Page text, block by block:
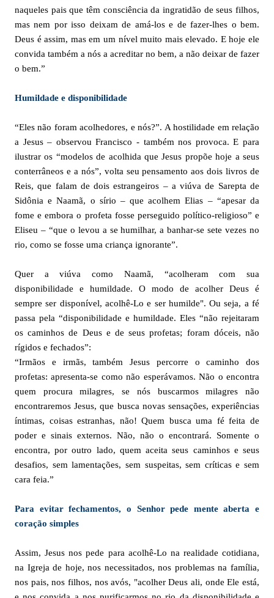
naqueles pais que têm consciência da ingratidão de seus filhos,
mas nem por isso deixam de amá-los e de fazer-lhes o bem.
Deus é assim, mas em um nível muito mais elevado. E hoje ele
convida também a nós a acreditar no bem, a não deixar de fazer
o bem.”
Humildade e disponibilidade
“Eles não foram acolhedores, e nós?”. A hostilidade em relação
a Jesus – observou Francisco - também nos provoca. E para
ilustrar os “modelos de acolhida que Jesus propõe hoje a seus
conterrâneos e a nós”, volta seu pensamento aos dois livros de
Reis, que falam de dois estrangeiros – a viúva de Sarepta de
Sidônia e Naamã, o sírio – que acolhem Elias – “apesar da
fome e embora o profeta fosse perseguido político-religioso” e
Eliseu – “que o levou a se humilhar, a banhar-se sete vezes no
rio, como se fosse uma criança ignorante”.
Quer a viúva como Naamã, “acolheram com sua
disponibilidade e humildade. O modo de acolher Deus é
sempre ser disponível, acolhê-Lo e ser humilde". Ou seja, a fé
passa pela “disponibilidade e humildade. Eles “não rejeitaram
os caminhos de Deus e de seus profetas; foram dóceis, não
rígidos e fechados”:
“Irmãos e irmãs, também Jesus percorre o caminho dos
profetas: apresenta-se como não esperávamos. Não o encontra
quem procura milagres, se nós buscarmos milagres não
encontraremos Jesus, que busca novas sensações, experiências
íntimas, coisas estranhas, não! Quem busca uma fé feita de
poder e sinais externos. Não, não o encontrará. Somente o
encontra, por outro lado, quem aceita seus caminhos e seus
desafios, sem lamentações, sem suspeitas, sem críticas e sem
cara feia.”
Para evitar fechamentos, o Senhor pede mente aberta e
coração simples
Assim, Jesus nos pede para acolhê-Lo na realidade cotidiana,
na Igreja de hoje, nos necessitados, nos problemas na família,
nos pais, nos filhos, nos avós, "acolher Deus ali, onde Ele está,